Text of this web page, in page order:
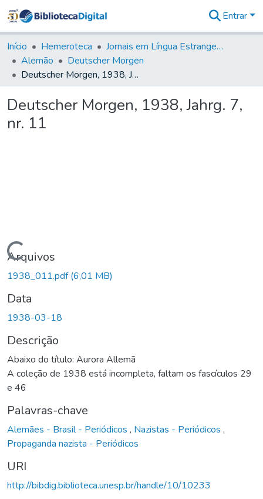
&
Coleções
Tudo na
Biblioteca
Estatísticas
Entrar
Início Hemeroteca
Jornais em Língua Estrangeira
Alemão
Deutscher Morgen
Deutscher Morgen, 1938, Jahrg. 7, nr. 11
Deutscher Morgen, 1938, Jahrg. 7,
nr. 11
Carregando...
Arquivos
1938_011.pdf(6,01 MB)
Data
1938-03-18
Descrição
Abaixo do título: Aurora Allemã
A coleção de 1938 está incompleta, faltam os fascículos 29
e 46
Palavras-chave
Alemães - Brasil - Periódicos , Nazistas - Periódicos ,
Propaganda nazista - Periódicos
URI
http://bibdig.biblioteca.unesp.br/handle/10/10233